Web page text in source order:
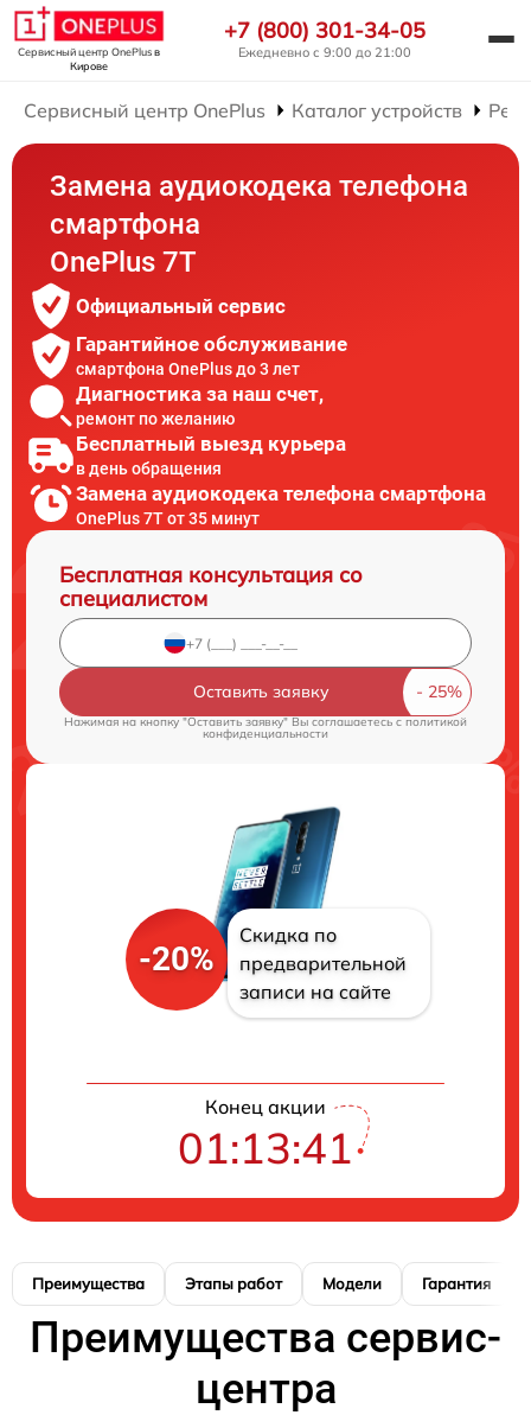
Сервисный центр OnePlusв
Кирове
+7 (800) 301-34-05
Ежедневно с 9:00 до 21:00
Сервисный центр OnePlus Каталог устройств
Замена аудиокодека телефона
смартфона
OnePlus 7T
Официальный сервис
Гарантийное обслуживание
смартфона OnePlus до 3 лет
Диагностика за наш счет,
ремонт по желанию
Бесплатный выезд курьера
в день обращения
Замена аудиокодека телефона смартфона
OnePlus 7T от 35 минут
Бесплатная консультация со
специалистом
Оставить заявку
Нажимая на кнопку "Оставить заявку" Вы соглашаетесь c политикой
конфиденциальности
-20%
Скидка по
предварительной
записи на сайте
Конец акции
01:13:40
Преимущества Этапы работ Модели Гарантия
Преимущества сервис-
центра